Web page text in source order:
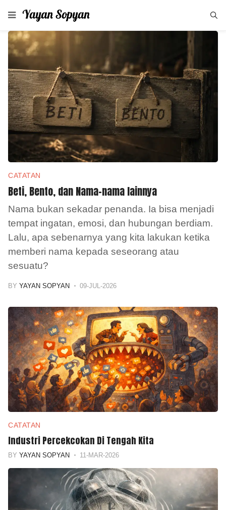
CATATAN
Beti, Bento, dan Nama-nama lainnya
Nama bukan sekadar penanda. Ia bisa menjadi
tempat ingatan, emosi, dan hubungan berdiam.
Lalu, apa sebenarnya yang kita lakukan ketika
memberi nama kepada seseorang atau
sesuatu?
BY YAYAN SOPYAN 09-JUL-2026
CATATAN
Industri Percekcokan Di Tengah Kita
BY YAYAN SOPYAN 11-MAR-2026